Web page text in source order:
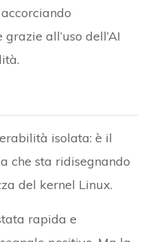
all’uso dell’AI
isolata: è il
che sta ridisegnando
del kernel Linux.
rapida e